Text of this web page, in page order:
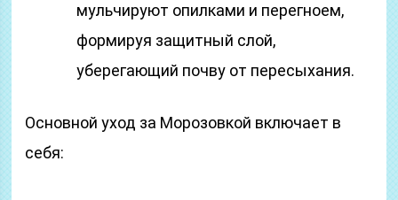
мульчируют опилками и перегноем,
формируя защитный слой,
уберегающий почву от пересыхания.
Основной уход за Морозовкой включает в
себя: